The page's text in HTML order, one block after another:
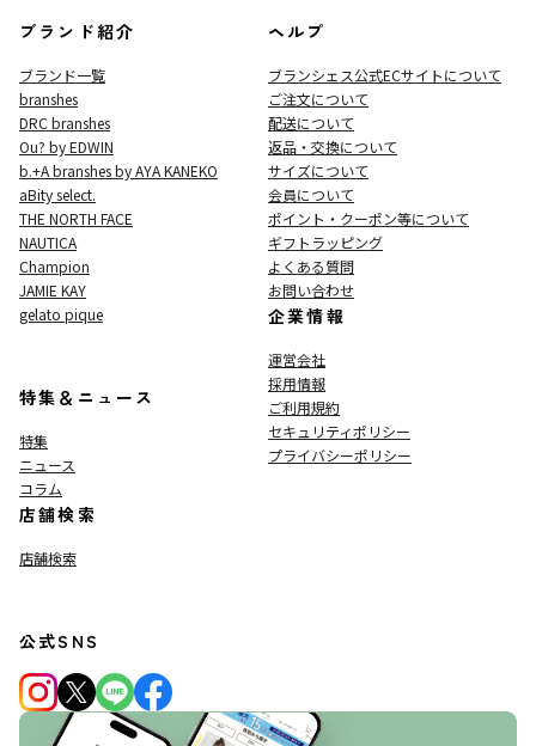
ブランド紹介
ブランド一覧
branshes
DRC branshes
Ou? by EDWIN
b.+A branshes by AYA KANEKO
aBity select.
THE NORTH FACE
NAUTICA
Champion
JAMIE KAY
gelato pique
特集＆ニュース
特集
ニュース
コラム
店舗検索
店舗検索
ヘルプ
ブランシェス公式ECサイトについて
ご注文について
配送について
返品・交換について
サイズについて
会員について
ポイント・クーポン等について
ギフトラッピング
よくある質問
お問い合わせ
企業情報
運営会社
採用情報
ご利用規約
セキュリティポリシー
プライバシーポリシー
公式SNS